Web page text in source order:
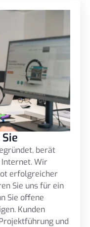
berät
Internet. Wir
erfolgreicher
Sie uns für ein
Sie offene
Kunden
und